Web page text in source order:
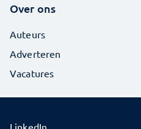
Over ons
Auteurs
Adverteren
Vacatures